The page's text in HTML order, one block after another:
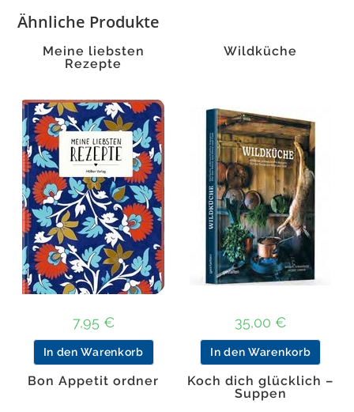
Ähnliche Produkte
Meine liebsten
Rezepte
7,95 €
In den Warenkorb
Wildküche
35,00 €
In den Warenkorb
Bon Appetit ordner
Koch dich glücklich –
Suppen